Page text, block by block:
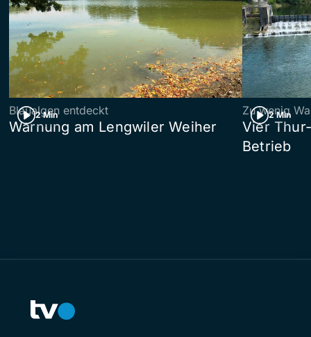
2 Min
Blaualgen entdeckt
Warnung am Lengwiler Weiher
2 Min
Zu wenig
Vier
Betrieb